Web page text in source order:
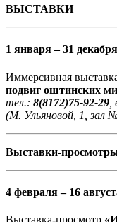
ВЫСТАВКИ
1 января – 31 декабря
Иммерсивная
подвиг оштинских
тел.: 8(8172)75-92-29
(М. Ульяновой, 1, зал
Выставки-
4 февраля – 16